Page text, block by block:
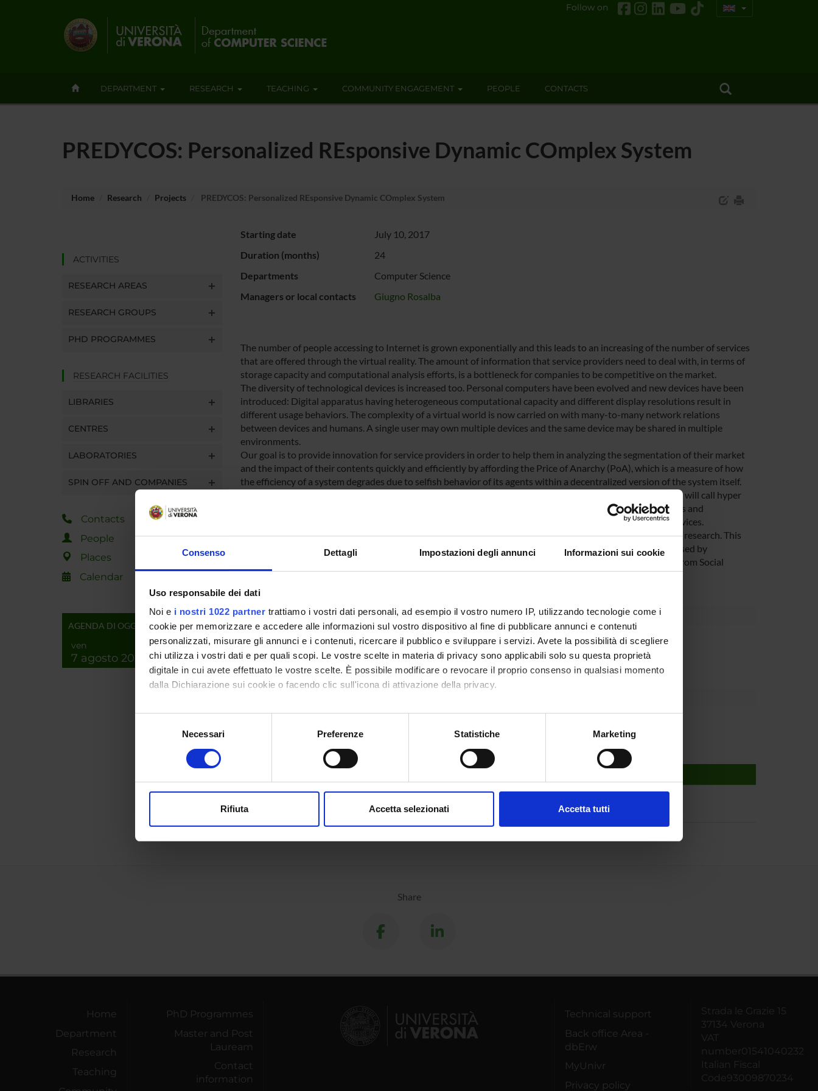
Consenso Dettagli Impostazioni degli annunci Informazioni sui cookie
Uso responsabile dei dati
Noi e i nostri 1022 partner trattiamo i vostri dati personali, ad esempio il vostro numero IP, utilizzando tecnologie come i
cookie per memorizzare e accedere alle informazioni sul vostro dispositivo al fine di pubblicare annunci e contenuti
personalizzati, misurare gli annunci e i contenuti, ricercare il pubblico e sviluppare i servizi. Avete la possibilità di scegliere
chi utilizza i vostri dati e per quali scopi. Le vostre scelte in materia di privacy sono applicabili solo su questa proprietà
digitale in cui avete effettuato le vostre scelte. È possibile modificare o revocare il proprio consenso in qualsiasi momento
dalla Dichiarazione sui cookie o facendo clic sull'icona di attivazione della privacy.
Con il tuo consenso, vorremmo anche:
raccogliere informazioni sulla tua posizione geografica, con un'approssimazione di qualche metro,
digitali).
modificare o ritirare il tuo consenso in qualsiasi momento dalla Dichiarazione sui cookie.
Necessari Preferenze Statistiche Marketing
Rifiuta Accetta selezionati Accetta tutti
Follow on
DEPARTMENT RESEARCH TEACHING COMMUNITY ENGAGEMENT PEOPLE CONTACTS
PREDYCOS: Personalized REsponsive Dynamic COmplex System
Home Research Projects PREDYCOS: Personalized REsponsive Dynamic COmplex System
ACTIVITIES
RESEARCH AREAS
RESEARCH GROUPS
PHD PROGRAMMES
RESEARCH FACILITIES
LIBRARIES
CENTRES
LABORATORIES
SPIN OFF AND COMPANIES
Contacts
People
Places
Calendar
AGENDA DI OGGI
ven
7 agosto 2026
Starting date
July 10, 2017
Duration (months)
24
Departments
Computer Science
Managers or local contacts
Giugno Rosalba
The number of people accessing to Internet is grown exponentially and this leads to an increasing of the number of services
that are offered through the virtual reality. The amount of information that service providers need to deal with, in terms of
storage capacity and computational analysis efforts, is a bottleneck for companies to be competitive on the market.
The diversity of technological devices is increased too. Personal computers have been evolved and new devices have been
introduced: Digital apparatus having heterogeneous computational capacity and different display resolutions result in
different usage behaviors. The complexity of a virtual world is now carried on with many-to-many network relations
between devices and humans. A single user may own multiple devices and the same device may be shared in multiple
environments.
Our goal is to provide innovation for service providers in order to help them in analyzing the segmentation of their market
and the impact of their contents quickly and efficiently by affording the Price of Anarchy (PoA), which is a measure of how
the efficiency of a system degrades due to selfish behavior of its agents within a decentralized version of the system itself.
We will build a responsive infrastructure for modelling the current evolving digital user behaviour, what we will call hyper
targeting behaviour, focusing on strong theoretical Big data model called graph databases, network analysis and
recommendation systems, paying attention to the intrigued network of relations among users and their devices.
We hypothesize that the value of the proposed innovation will have a substantial impact in the market and research. This
hypothesis is strongly supported by the deep knowledge of the team members on (i) the current systems used by
international companies (the partner is a leader on the market), and on (ii) applying and designing models from Social
Complex System since they share common dynamics with Biological Systems.
SPONSORS:
Funds:assigned and managed by the department
Bioinformatica e informatica medica
Life and medical sciences
Share
Home
Department
Research
Teaching
PhD Programmes
Master and Post
Lauream
Contact
information
Technical support
Back office Area -
dbErw
MyUnivr
Privacy policy
Strada le Grazie 15
37134 Verona
VAT
number01541040232
Italian Fiscal
Code93009870234